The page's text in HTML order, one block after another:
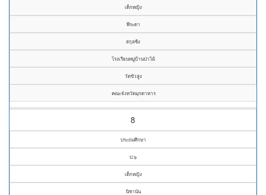
เด็กหญิง
พีระดา
สกุลซ้ง
โรงเรียนหมู่บ้านป่าไม้
วัดขัวสูง
คณะจังหวัดมุกดาหาร
8
ประถมศึกษา
ป.๖
เด็กหญิง
นิชานัน